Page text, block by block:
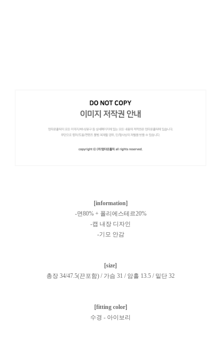
[information]
-면80% + 폴리에스테르20%
-캡 내장 디자인
-기모 안감
[size]
총장 34/47.5(끈포함) / 가슴 31 / 암홀 13.5 / 밑단 32
[fitting color]
수경 - 아이보리